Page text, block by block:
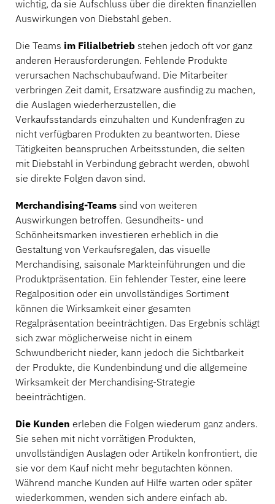
wichtig, da sie Aufschluss über die direkten finanziellen
Auswirkungen von Diebstahl geben.
Die Teams im Filialbetrieb stehen jedoch oft vor ganz
anderen Herausforderungen. Fehlende Produkte
verursachen Nachschubaufwand. Die Mitarbeiter
verbringen Zeit damit, Ersatzware ausfindig zu machen,
die Auslagen wiederherzustellen, die
Verkaufsstandards einzuhalten und Kundenfragen zu
nicht verfügbaren Produkten zu beantworten. Diese
Tätigkeiten beanspruchen Arbeitsstunden, die selten
mit Diebstahl in Verbindung gebracht werden, obwohl
sie direkte Folgen davon sind.
Merchandising-Teams sind von weiteren
Auswirkungen betroffen. Gesundheits- und
Schönheitsmarken investieren erheblich in die
Gestaltung von Verkaufsregalen, das visuelle
Merchandising, saisonale Markteinführungen und die
Produktpräsentation. Ein fehlender Tester, eine leere
Regalposition oder ein unvollständiges Sortiment
können die Wirksamkeit einer gesamten
Regalpräsentation beeinträchtigen. Das Ergebnis schlägt
sich zwar möglicherweise nicht in einem
Schwundbericht nieder, kann jedoch die Sichtbarkeit
der Produkte, die Kundenbindung und die allgemeine
Wirksamkeit der Merchandising-Strategie
beeinträchtigen.
Die Kunden erleben die Folgen wiederum ganz anders.
Sie sehen mit nicht vorrätigen Produkten,
unvollständigen Auslagen oder Artikeln konfrontiert, die
sie vor dem Kauf nicht mehr begutachten können.
Während manche Kunden auf Hilfe warten oder später
wiederkommen, wenden sich andere einfach ab.